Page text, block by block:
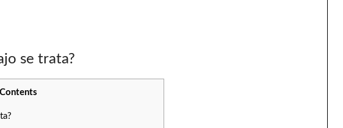
se trata?
Contents